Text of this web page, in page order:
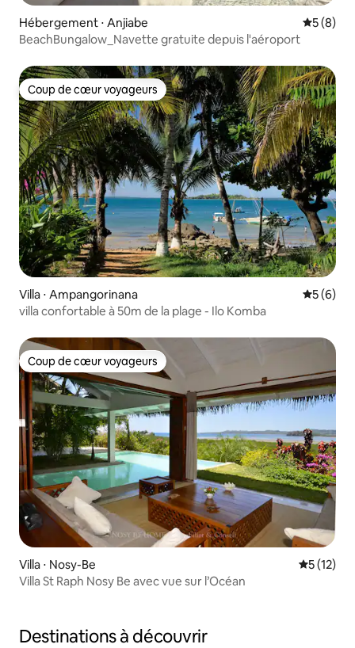
Hébergement ⋅ Anjiabe
5 (8)
BeachBungalow_Navette gratuite depuis l'aéroport
Coup de cœur voyageurs
Coup de cœur voyageurs
Villa ⋅ Ampangorinana
5 (6)
villa confortable à 50m de la plage - Ilo Komba
Coup de cœur voyageurs
Coup de cœur voyageurs
Villa ⋅ Nosy-Be
5 (12)
Villa St Raph Nosy Be avec vue sur l’Océan
Destinations à découvrir